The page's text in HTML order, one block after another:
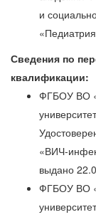
и
Сведения по
квалификации:
ФГБОУ ВО
«ВИЧ-
выдано
ФГБОУ ВО